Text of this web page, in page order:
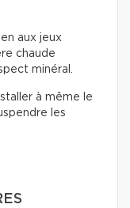
aux jeux
chaude
minéral.
à même le
les